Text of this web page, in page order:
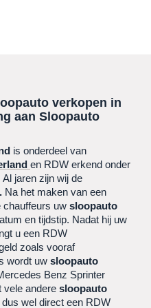
verkopen in
aan Sloopauto
is onderdeel van
en RDW erkend onder
jaren zijn wij de
Na het maken van een
chauffeurs uw sloopauto
en tijdstip. Nadat hij uw
u een RDW
zoals vooraf
wordt uw sloopauto
Benz Sprinter
vele andere sloopauto
wel direct een RDW